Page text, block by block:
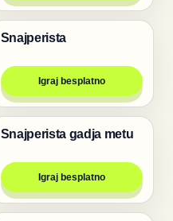
Pucanje
Snajperista
Igraj besplatno
Pucanje
Snajperista gadja metu
Igraj besplatno